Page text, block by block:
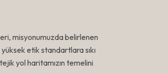
misyonumuzda belirlenen
etik standartlara sıkı
yol haritamızın temelini